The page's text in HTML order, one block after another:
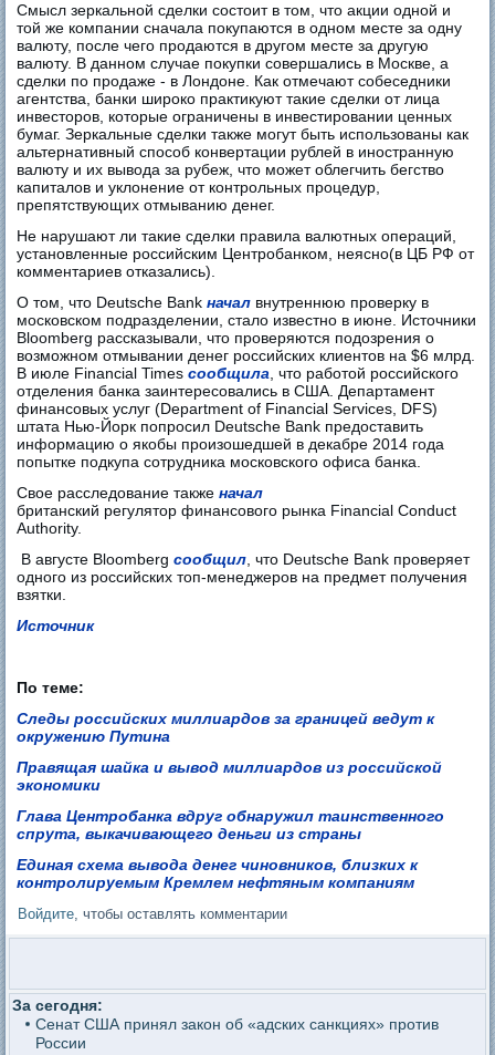
Смысл зеркальной сделки состоит в том, что акции одной и
той же компании сначала покупаются в одном месте за одну
валюту, после чего продаются в другом месте за другую
валюту. В данном случае покупки совершались в Москве, а
сделки по продаже - в Лондоне. Как отмечают собеседники
агентства, банки широко практикуют такие сделки от лица
инвесторов, которые ограничены в инвестировании ценных
бумаг. Зеркальные сделки также могут быть использованы как
альтернативный способ конвертации рублей в иностранную
валюту и их вывода за рубеж, что может облегчить бегство
капиталов и уклонение от контрольных процедур,
препятствующих отмыванию денег.
Не нарушают ли такие сделки правила валютных операций,
установленные российским Центробанком, неясно(в ЦБ РФ от
комментариев отказались).
О том, что Deutsche Bankначал внутреннюю проверку в
московском подразделении, стало известно в июне. Источники
Bloomberg рассказывали, что проверяются подозрения о
возможном отмывании денег российских клиентов на $6 млрд.
В июле Finanсial Timesсообщила, что работой российского
отделения банка заинтересовались в США. Департамент
финансовых услуг (Department of Financial Services, DFS)
штата Нью-Йорк попросил Deutsche Bank предоставить
информацию о якобы произошедшей в декабре 2014 года
попытке подкупа сотрудника московского офиса банка.
Свое расследование такженачал
британский регулятор финансового рынка Financial Conduct
Authority.
В августе Bloombergcообщил, что Deutsche Bank проверяет
одного из российских топ-менеджеров на предмет получения
взятки.
Источник
По теме:
Следы российских миллиардов за границей ведут к
окружению Путина
Правящая шайка и вывод миллиардов из российской
экономики
Глава Центробанка вдруг обнаружил таинственного
спрута, выкачивающего деньги из страны
Единая схема вывода денег чиновников, близких к
контролируемым Кремлем нефтяным компаниям
Войдите, чтобы оставлять комментарии
За сегодня:
Сенат США принял закон об «адских санкциях» против
России